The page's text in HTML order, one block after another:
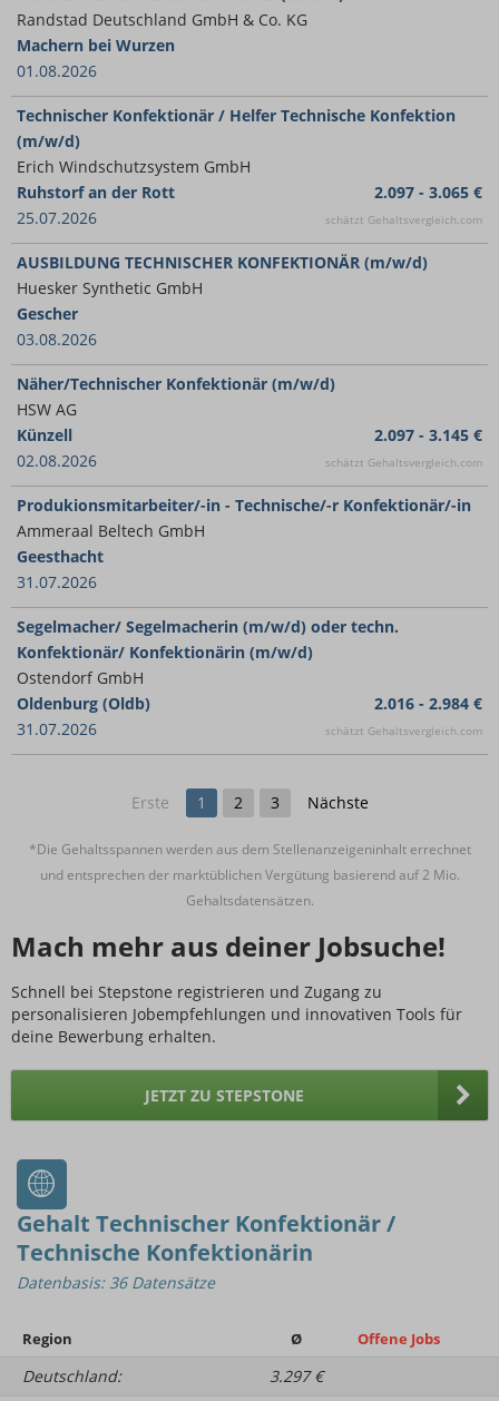
Randstad Deutschland GmbH & Co. KG
Machern bei Wurzen
01.08.2026
Technischer Konfektionär / Helfer Technische Konfektion
(m/w/d)
Erich Windschutzsystem GmbH
Ruhstorf an der Rott
25.07.2026
2.097 - 3.065 €
schätzt Gehaltsvergleich.com
AUSBILDUNG TECHNISCHER KONFEKTIONÄR (m/w/d)
Huesker Synthetic GmbH
Gescher
03.08.2026
Näher/Technischer Konfektionär (m/w/d)
HSW AG
Künzell
02.08.2026
2.097 - 3.145 €
schätzt Gehaltsvergleich.com
Produkionsmitarbeiter/-in - Technische/-r Konfektionär/-in
Ammeraal Beltech GmbH
Geesthacht
31.07.2026
Segelmacher/ Segelmacherin (m/w/d) oder techn.
Konfektionär/ Konfektionärin (m/w/d)
Ostendorf GmbH
Oldenburg (Oldb)
31.07.2026
2.016 - 2.984 €
schätzt Gehaltsvergleich.com
Erste 1 2 3 Nächste
*Die Gehaltsspannen werden aus dem Stellenanzeigeninhalt errechnet
und entsprechen der marktüblichen Vergütung basierend auf 2 Mio.
Gehaltsdatensätzen.
Mach mehr aus deiner Jobsuche!
Schnell bei Stepstone registrieren und Zugang zu
personalisieren Jobempfehlungen und innovativen Tools für
deine Bewerbung erhalten.
JETZT ZU STEPSTONE
Gehalt Technischer Konfektionär /
Technische Konfektionärin
Datenbasis: 36 Datensätze
Region Ø Offene Jobs
Deutschland: 3.297 €